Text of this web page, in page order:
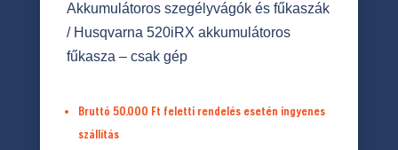
Akkumulátoros szegélyvágók és fűkaszák
/ Husqvarna 520iRX akkumulátoros
fűkasza – csak gép
Bruttó 50.000 Ft feletti rendelés esetén ingyenes
szállítás